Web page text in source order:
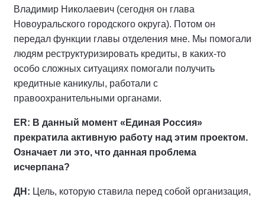
Владимир Николаевич (сегодня он глава
Новоуральского городского округа). Потом он
передал функции главы отделения мне. Мы помогали
людям реструктуризировать кредиты, в каких-то
особо сложных ситуациях помогали получить
кредитные каникулы, работали с
правоохранительными органами.
ER: В данный момент «Единая Россия»
прекратила активную работу над этим проектом.
Означает ли это, что данная проблема
исчерпана?
ДН: Цель, которую ставила перед собой организация,